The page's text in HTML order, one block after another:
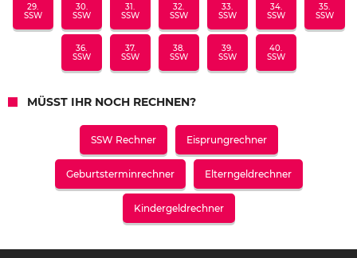
29.
SSW
30.
SSW
31.
SSW
32.
SSW
33.
SSW
34.
SSW
35.
SSW
36.
SSW
37.
SSW
38.
SSW
39.
SSW
40.
SSW
MÜSST IHR NOCH RECHNEN?
SSW Rechner Eisprungrechner
Geburtsterminrechner Elterngeldrechner
Kindergeldrechner